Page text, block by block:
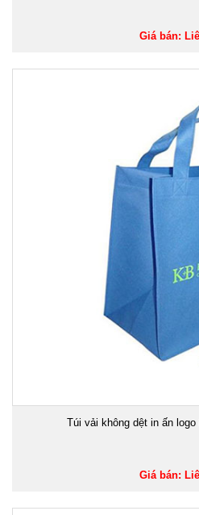
Giá bán:
Túi vải không dệt in ấn
Giá bán: